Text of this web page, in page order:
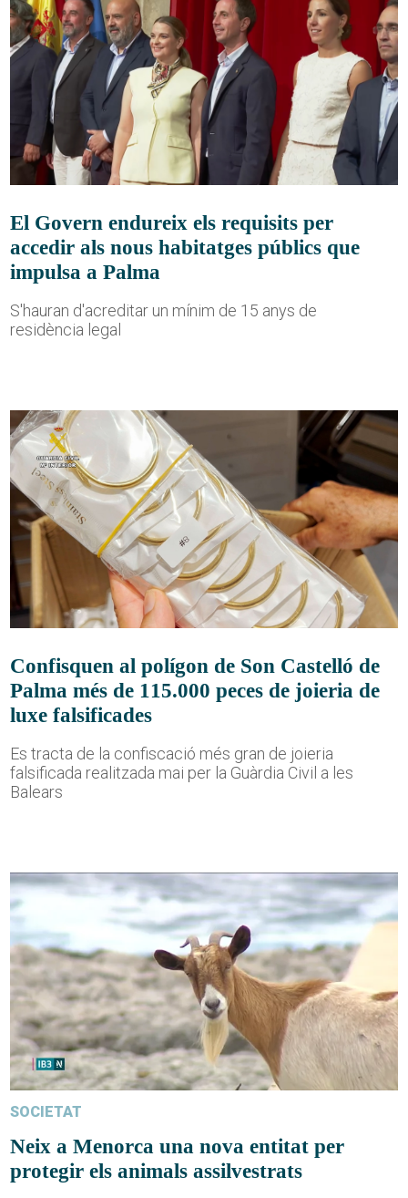
El Govern endureix els requisits per
accedir als nous habitatges públics que
impulsa a Palma
S'hauran d'acreditar un mínim de 15 anys de
residència legal
Confisquen al polígon de Son Castelló de
Palma més de 115.000 peces de joieria de
luxe falsificades
Es tracta de la confiscació més gran de joieria
falsificada realitzada mai per la Guàrdia Civil a les
Balears
SOCIETAT
Neix a Menorca una nova entitat per
protegir els animals assilvestrats